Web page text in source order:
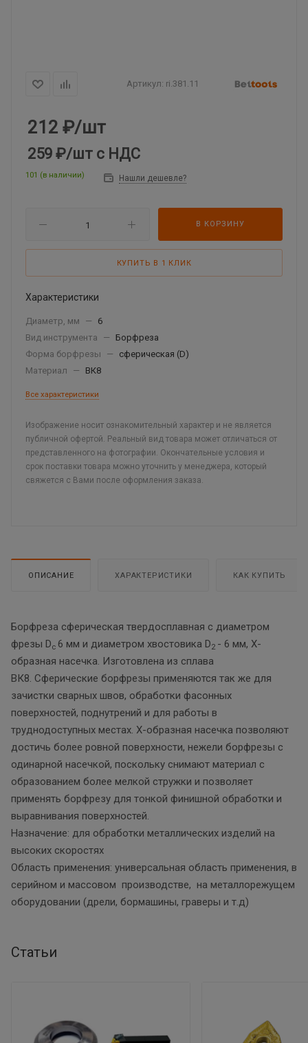
Артикул: ri.381.11
212 ₽/шт
259 ₽/шт с НДС
101 (в наличии) Нашли дешевле?
В КОРЗИНУ
КУПИТЬ В 1 КЛИК
Характеристики
Диаметр, мм —
6
Вид инструмента
— Борфреза
Форма борфрезы
—
сферическая (D)
Материал
— ВК8
Все характеристики
Изображение носит ознакомительный характер и не является
публичной офертой. Реальный вид товара может отличаться от
представленного на фотографии. Окончательные условия и
срок поставки товара можно уточнить у менеджера, который
свяжется с Вами после оформления заказа.
ОПИСАНИЕ ХАРАКТЕРИСТИКИ КАК КУПИТЬ
Борфреза сферическая твердосплавная с диаметром
фрезы Dc 6 мм и диаметром хвостовика D2 - 6 мм, Х-
образная насечка. Изготовлена из сплава
ВК8. Сферические борфрезы применяются так же для
зачистки сварных швов, обработки фасонных
поверхностей, поднутрений и для работы в
труднодоступных местах. Х-образная насечка позволяют
достичь более ровной поверхности, нежели борфрезы с
одинарной насечкой, поскольку снимают материал с
образованием более мелкой стружки и позволяет
применять борфрезу для тонкой финишной обработки и
выравнивания поверхностей.
Назначение: для обработки металлических изделий на
высоких скоростях
Область применения: универсальная область применения, в
серийном и массовом производстве, на металлорежущем
оборудовании (дрели, бормашины, граверы и т.д)
Статьи